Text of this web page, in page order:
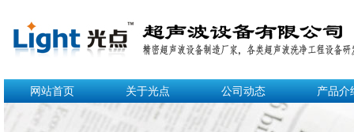
网站首页 关于光点 公司动态 产品介